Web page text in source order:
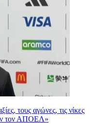
τους αγώνες, τις νίκες
τον ΑΠΟΕΛ»